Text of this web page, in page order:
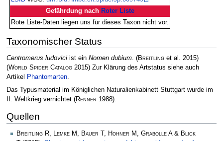
Gefährdung nach Roter Liste
Rote Liste-Daten liegen uns für dieses Taxon nicht vor.
Taxonomischer Status
Centromerus ludoviciist ein Nomen dubium. (Breitlinget al. 2015)
(World Spider Catalog2015)Zur Klärung des Artstatus siehe auch
Artikel
Phantomarten.
Das Typusmaterial im Königlichen Naturalienkabinett Stuttgart wurde im
II. Weltkrieg vernichtet (Renner 1988).
Quellen
Breitling R, Lemke M, Bauer T, Hohner M, Grabolle A & Blick